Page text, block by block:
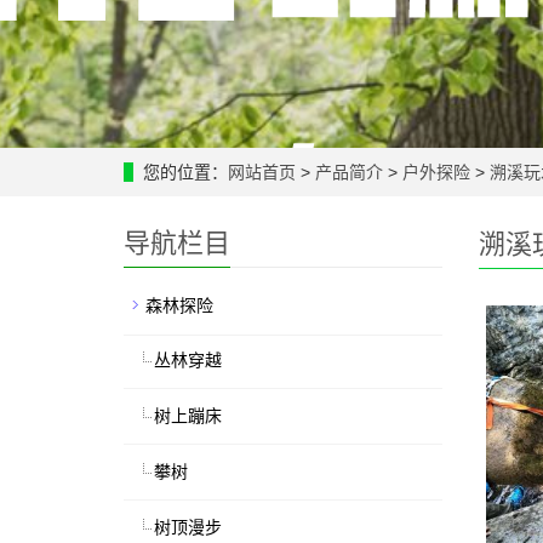
您的位置： 网站首页 > 产品简介 > 户外探险 > 溯溪
溯溪
导航栏目
森林探险
丛林穿越
树上蹦床
攀树
树顶漫步